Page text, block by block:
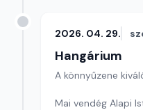
2026. 04. 29.
Hangárium
A könnyűzene
Mai vendég Alapi